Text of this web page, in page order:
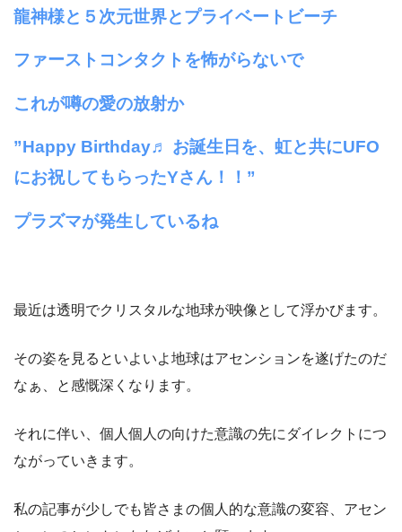
龍神様と５次元世界とプライベートビーチ
ファーストコンタクトを怖がらないで
これが噂の愛の放射か
”Happy Birthday♬ お誕生日を、虹と共にUFO
にお祝してもらったYさん！！”
プラズマが発生しているね
最近は透明でクリスタルな地球が映像として浮かびます。
その姿を見るといよいよ地球はアセンションを遂げたのだ
なぁ、と感慨深くなります。
それに伴い、個人個人の向けた意識の先にダイレクトにつ
ながっていきます。
私の記事が少しでも皆さまの個人的な意識の変容、アセン